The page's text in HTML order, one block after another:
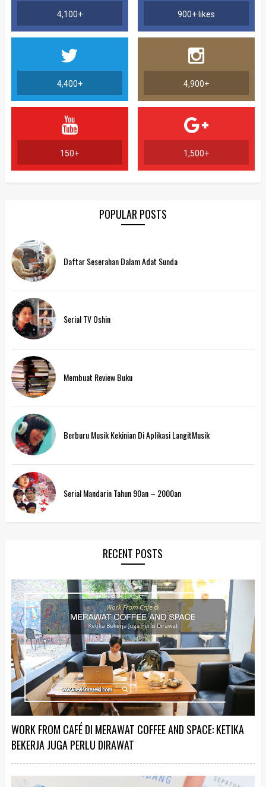
4,100+ 900+ likes
4,400+ 4,900+
150+ 1,500+
POPULAR POSTS
Daftar Seserahan Dalam Adat Sunda
Serial TV Oshin
Membuat Review Buku
Berburu Musik Kekinian Di Aplikasi LangitMusik
Serial Mandarin Tahun 90an – 2000an
RECENT POSTS
WORK FROM CAFÉ DI MERAWAT COFFEE AND SPACE: KETIKA
BEKERJA JUGA PERLU DIRAWAT